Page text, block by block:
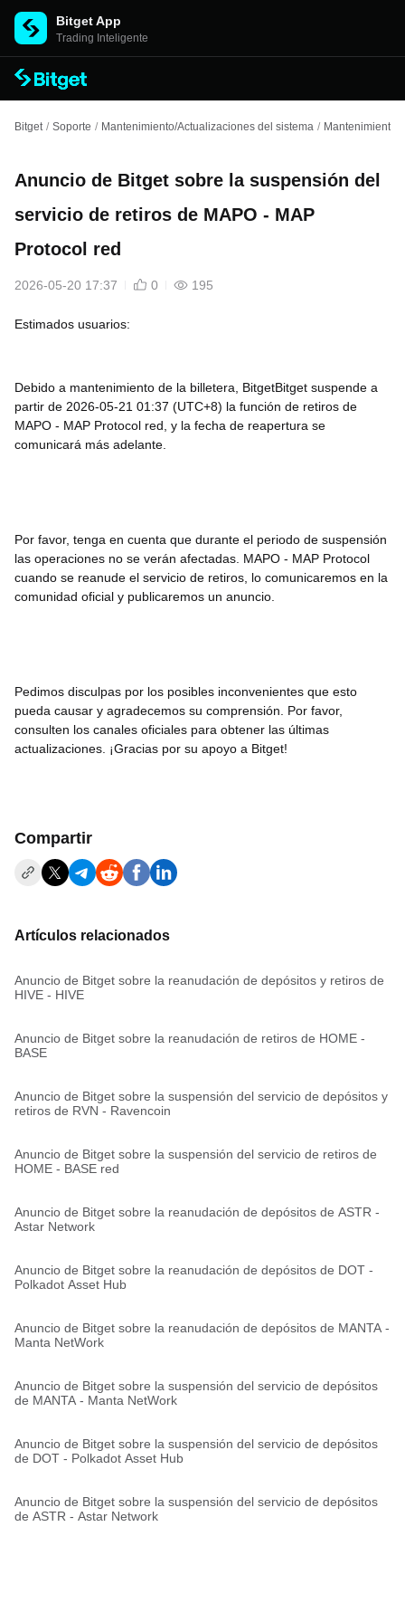
Bitget App
Trading Inteligente
Bitget / Soporte / Mantenimiento/Actualizaciones del sistema / Mantenimiento
Anuncio de Bitget sobre la suspensión del
servicio de retiros de MAPO - MAP
Protocol red
2026-05-20 17:37 0 195
Estimados usuarios:
Debido a mantenimiento de la billetera, BitgetBitget suspende a
partir de 2026-05-21 01:37 (UTC+8) la función de retiros de
MAPO - MAP Protocol red, y la fecha de reapertura se
comunicará más adelante.
Por favor, tenga en cuenta que durante el periodo de suspensión
las operaciones no se verán afectadas. MAPO - MAP Protocol
cuando se reanude el servicio de retiros, lo comunicaremos en la
comunidad oficial y publicaremos un anuncio.
Pedimos disculpas por los posibles inconvenientes que esto
pueda causar y agradecemos su comprensión. Por favor,
consulten los canales oficiales para obtener las últimas
actualizaciones. ¡Gracias por su apoyo a Bitget!
Compartir
Artículos relacionados
Anuncio de Bitget sobre la reanudación de depósitos y retiros de
HIVE - HIVE
Anuncio de Bitget sobre la reanudación de retiros de HOME -
BASE
Anuncio de Bitget sobre la suspensión del servicio de depósitos y
retiros de RVN - Ravencoin
Anuncio de Bitget sobre la suspensión del servicio de retiros de
HOME - BASE red
Anuncio de Bitget sobre la reanudación de depósitos de ASTR -
Astar Network
Anuncio de Bitget sobre la reanudación de depósitos de DOT -
Polkadot Asset Hub
Anuncio de Bitget sobre la reanudación de depósitos de MANTA -
Manta NetWork
Anuncio de Bitget sobre la suspensión del servicio de depósitos
de MANTA - Manta NetWork
Anuncio de Bitget sobre la suspensión del servicio de depósitos
de DOT - Polkadot Asset Hub
Anuncio de Bitget sobre la suspensión del servicio de depósitos
de ASTR - Astar Network